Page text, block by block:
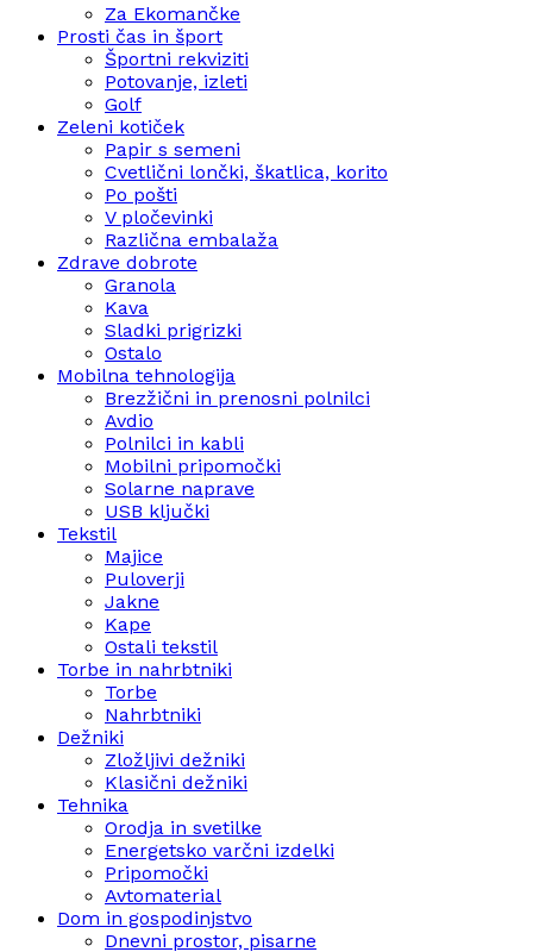
Za Ekomančke
Prosti čas in šport
Športni rekviziti
Potovanje, izleti
Golf
Zeleni kotiček
Papir s semeni
Cvetlični lončki, škatlica, korito
Po pošti
V pločevinki
Različna embalaža
Zdrave dobrote
Granola
Kava
Sladki prigrizki
Ostalo
Mobilna tehnologija
Brezžični in prenosni polnilci
Avdio
Polnilci in kabli
Mobilni pripomočki
Solarne naprave
USB ključki
Tekstil
Majice
Puloverji
Jakne
Kape
Ostali tekstil
Torbe in nahrbtniki
Torbe
Nahrbtniki
Dežniki
Zložljivi dežniki
Klasični dežniki
Tehnika
Orodja in svetilke
Energetsko varčni izdelki
Pripomočki
Avtomaterial
Dom in gospodinjstvo
Dnevni prostor, pisarne